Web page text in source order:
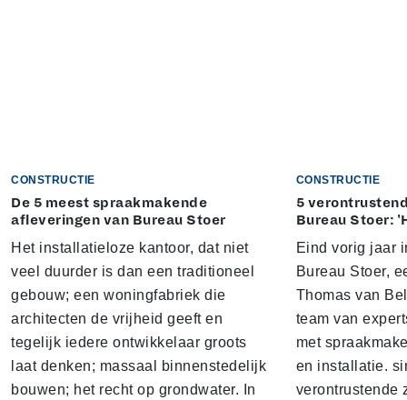
CONSTRUCTIE
De 5 meest spraakmakende
afleveringen van Bureau Stoer
Het installatieloze kantoor, dat niet
veel duurder is dan een traditioneel
gebouw; een woningfabriek die
architecten de vrijheid geeft en
tegelijk iedere ontwikkelaar groots
laat denken; massaal binnenstedelijk
bouwen; het recht op grondwater. In
CONSTRUCTIE
5
Bureau Stoer:
Eind vorig jaar
Bureau Stoer,
Thomas van
team van
met
en installatie.
verontrustende